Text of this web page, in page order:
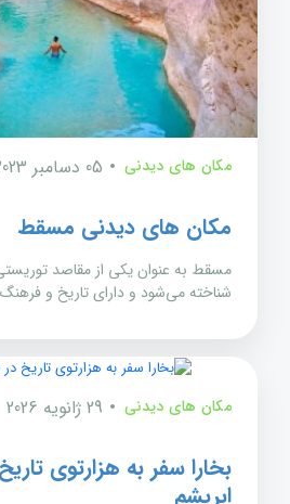
مکان های دیدنی 05 دسامبر 2023
مکان های دیدنی مسقط
مسقط به عنوان یکی از مقاصد
شناخته می‌شود و دارای تاریخ و
مکان های دیدنی 29 ژانویه 2026
بخارا سفر به هزارتوی
ابریشم